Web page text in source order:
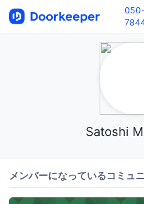
Satoshi
メンバーになっているコミュ